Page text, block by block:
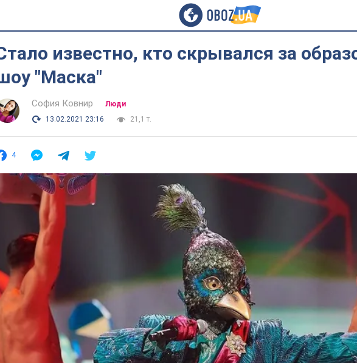
известно, кто скрывался за
"Маска"
София Ковнир
Люди
13.02.2021 23:16
21,1 т.
4